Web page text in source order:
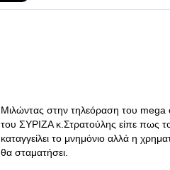
Μιλώντας στην τηλεόραση του mega
του ΣΥΡΙΖΑ κ.Στρατούλης είπε πως
καταγγείλει το μνημόνιο αλλά η
θα σταματήσει.